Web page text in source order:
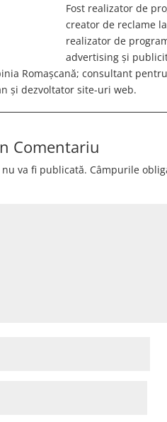
Fost realizator de
creator de reclame
realizator de
advertising și
Romașcană; consultant
și dezvoltator site-uri web.
Comentariu
va fi publicată. Câmpurile